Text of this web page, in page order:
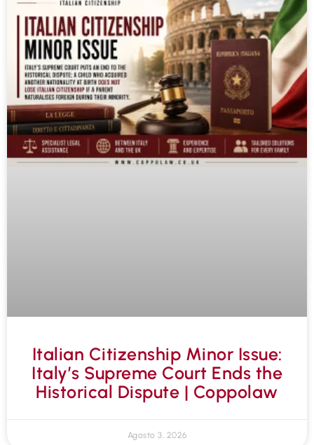
Italian Citizenship Minor Issue:
Italy’s Supreme Court Ends the
Historical Dispute | Coppolaw
Agosto 3, 2026